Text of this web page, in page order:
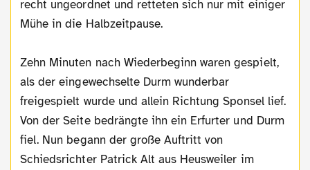
recht ungeordnet und retteten sich nur mit einiger
Mühe in die Halbzeitpause.
Zehn Minuten nach Wiederbeginn waren gespielt,
als der eingewechselte Durm wunderbar
freigespielt wurde und allein Richtung Sponsel lief.
Von der Seite bedrängte ihn ein Erfurter und Durm
fiel. Nun begann der große Auftritt von
Schiedsrichter Patrick Alt aus Heusweiler im